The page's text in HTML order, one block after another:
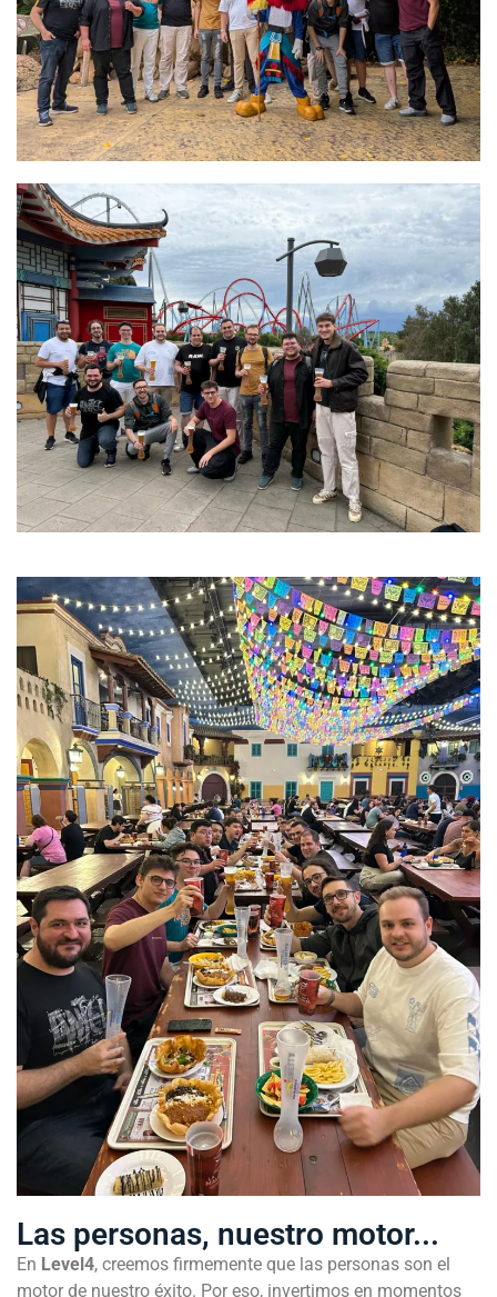
Las personas, nuestro motor...
En Level4, creemos firmemente que las personas son el
motor de nuestro éxito. Por eso, invertimos en momentos